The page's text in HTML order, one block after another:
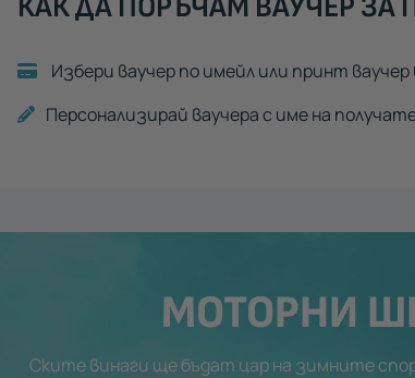
Избери ваучер по имейл или принт ваучер
Персонализирай ваучера с име на
МОТОРНИ
Ските винаги ще бъдат цар на зимните